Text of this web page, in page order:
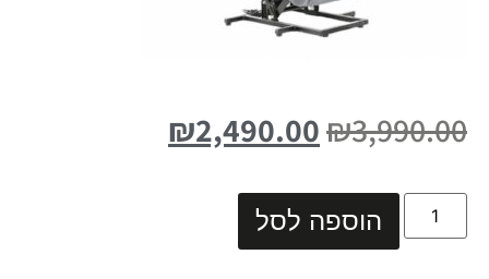
₪3,990.00
₪2,490.00
הוספה לסל